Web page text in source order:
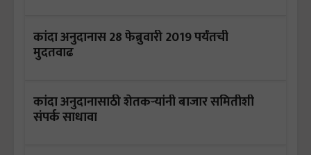
कांदा अनुदानास 28 फेब्रुवारी 2019 पर्यंतची
मुदतवाढ
कांदा अनुदानासाठी शेतकऱ्यांनी बाजार समितीशी
संपर्क साधावा